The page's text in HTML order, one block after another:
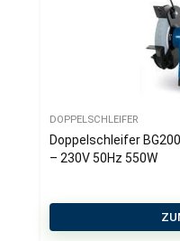
DOPPELSCHLEIFER
Doppelschleifer
– 230V 50Hz 550W